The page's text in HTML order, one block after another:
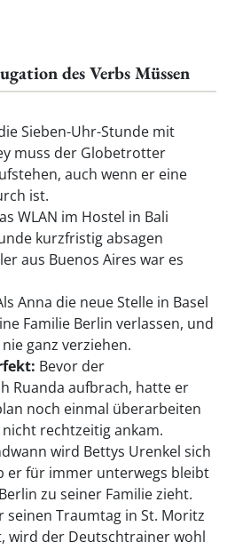
des Verbs Müssen
Sieben-Uhr-Stunde mit
muss der Globetrotter
auch wenn er eine
ist.
WLAN im Hostel in Bali
kurzfristig absagen
aus Buenos Aires war es
Anna die neue Stelle in Basel
Familie Berlin verlassen, und
ganz verziehen.
Bevor der
Ruanda aufbrach, hatte er
noch einmal überarbeiten
rechtzeitig ankam.
wird Bettys Urenkel sich
er für immer unterwegs bleibt
zu seiner Familie zieht.
seinen Traumtag in St. Moritz
wird der Deutschtrainer wohl